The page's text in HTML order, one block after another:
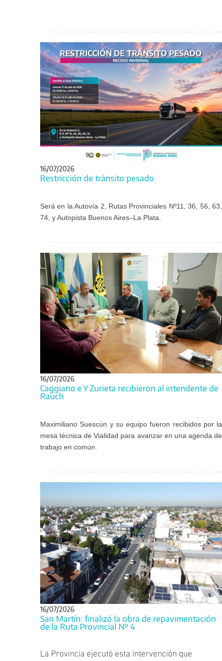
16/07/2026
Restricción de tránsito pesado
Será en la Autovía 2, Rutas Provinciales Nº11, 36, 56, 63,
74, y Autopista Buenos Aires–La Plata.
16/07/2026
Caggiano e Y Zurieta recibieron al intendente de
Rauch
Maximiliano Suescún y su equipo fueron recibidos por la
mesa técnica de Vialidad para avanzar en una agenda de
trabajo en común.
16/07/2026
San Martín: finalizó la obra de repavimentación
de la Ruta Provincial Nº 4
La Provincia ejecutó esta intervención que